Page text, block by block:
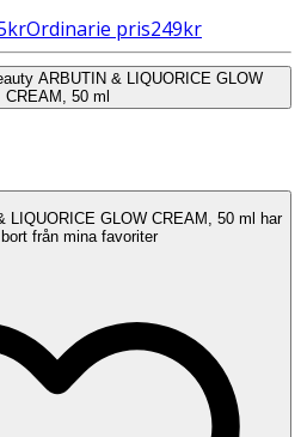
krOrdinarie pris249kr
ARBUTIN & LIQUORICE GLOW
CREAM, 50 ml
LIQUORICE GLOW CREAM, 50 ml har
från mina favoriter